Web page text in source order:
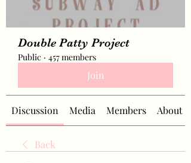
Double Patty Project
Public · 457 members
Join
Discussion Media Members About
Back